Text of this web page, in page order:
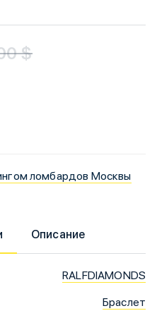
$
ломбардов Москвы
Описание
RALFDIAMONDS
Браслет